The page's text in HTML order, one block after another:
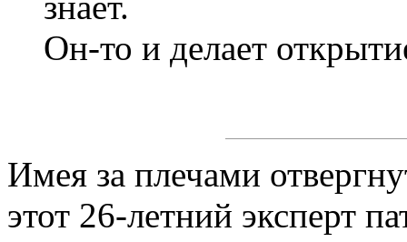
Он-то и делает
Имея за плечами
этот 26-летний эксперт